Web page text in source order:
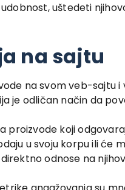
uštedeti
na sajtu
na svom veb-
je odličan način da
proizvode koji
u svoju korpu ili će
odnose na